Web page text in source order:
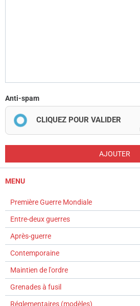
Anti-spam
CLIQUEZ POUR VALIDER
AJOUTER
MENU
Première Guerre Mondiale
Entre-deux guerres
Après-guerre
Contemporaine
Maintien de l'ordre
Grenades à fusil
Réglementaires (modèles)